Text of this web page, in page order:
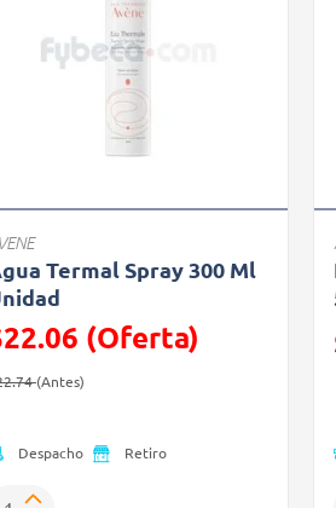
Termal Spray 300 Ml
(Oferta)
reducido de
(Antes)
Despacho Retiro